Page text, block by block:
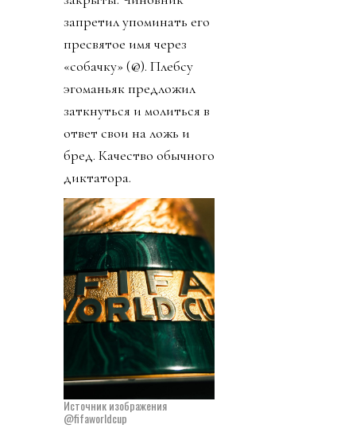
запретил упоминать его
пресвятое имя через
«собачку» (@). Плебсу
эгоманьяк предложил
заткнуться и молиться в
ответ свои на ложь и
бред. Качество обычного
диктатора.
Источник изображения
@fifaworldcup